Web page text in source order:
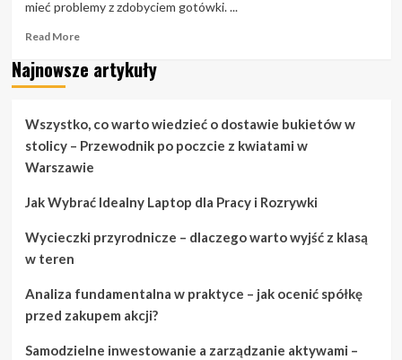
mieć problemy z zdobyciem gotówki. ...
Read MoreRead
about
Potrzebujesz
pieniądze
w
tych
miejscach
Najnowsze artykuły
Wszystko, co warto wiedzieć o dostawie bukietów w
stolicy – Przewodnik po poczcie z kwiatami w
Warszawie
Jak Wybrać Idealny Laptop dla Pracy i Rozrywki
Wycieczki przyrodnicze – dlaczego warto wyjść z klasą
w teren
Analiza fundamentalna w praktyce – jak ocenić spółkę
przed zakupem akcji?
Samodzielne inwestowanie a zarządzanie aktywami –